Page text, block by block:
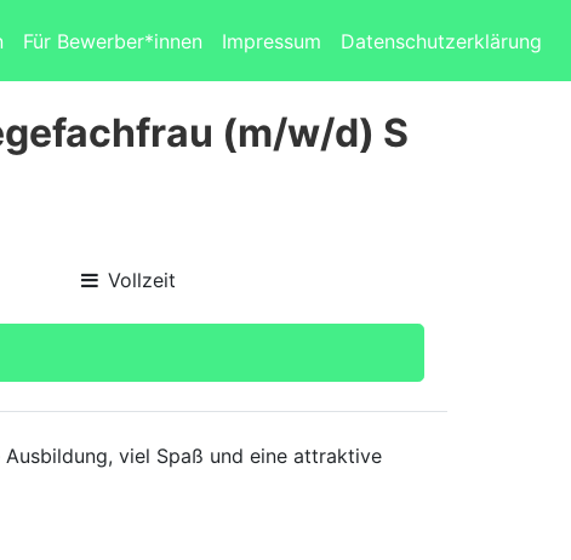
Für Bewerber*innen Impressum Datenschutzerklärung
(m/w/d) S
Vollzeit
viel Spaß und eine attraktive